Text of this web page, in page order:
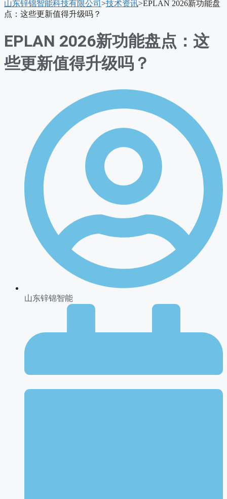
单
山东锌锦智能科技有限公司 >技术资讯>EPLAN 2026新功能盘
点：这些更新值得升级吗？
EPLAN 2026新功能盘点：这
些更新值得升级吗？
山东锌锦智能